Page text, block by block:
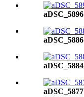
aDSC_5896
aDSC_5886
aDSC_5884
aDSC_5877